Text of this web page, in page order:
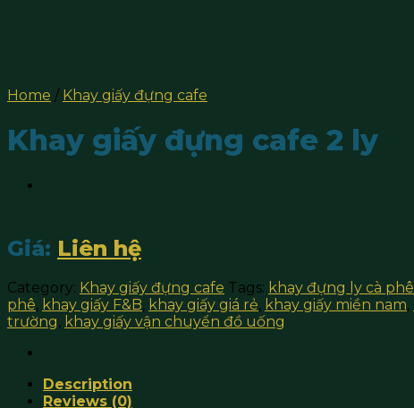
Home / Khay giấy đựng cafe
Khay giấy đựng cafe 2 ly
Giá: Liên hệ
Category: Khay giấy đựng cafe Tags: khay đựng ly cà phê
phê, khay giấy F&B, khay giấy giá rẻ, khay giấy miền nam,
trường, khay giấy vận chuyển đồ uống
Description
Reviews (0)